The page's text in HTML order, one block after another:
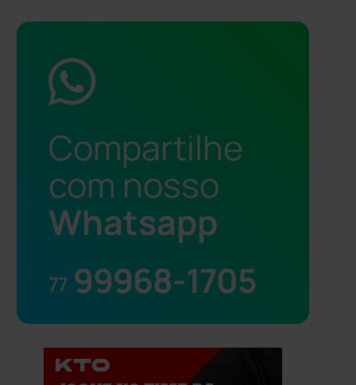
Compartilhe
com nosso
Whatsapp
77 99968-1705